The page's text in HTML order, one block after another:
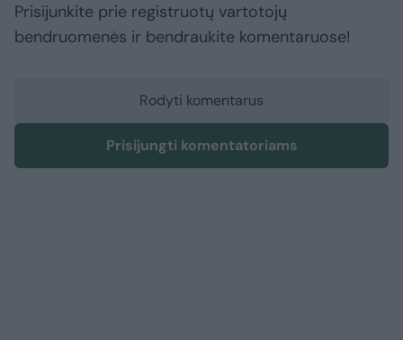
Prisijunkite prie registruotų vartotojų
bendruomenės ir bendraukite komentaruose!
Rodyti komentarus
Prisijungti komentatoriams